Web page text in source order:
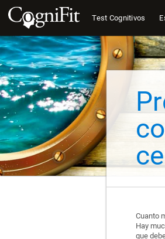
Test Cognitivos
Cuanto
Hay
que